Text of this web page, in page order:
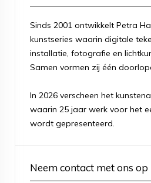
Sinds 2001 ontwikkelt Petra
kunstseries waarin digitale
installatie, fotografie en
Samen vormen zij één
In 2026 verscheen het
waarin 25 jaar werk voor het
wordt gepresenteerd.
Neem contact met ons op